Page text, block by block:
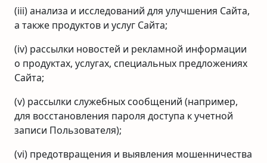
(iii) анализа и исследований для улучшения Сайта,
а также продуктов и услуг Сайта;
(iv) рассылки новостей и рекламной информации
о продуктах, услугах, специальных предложениях
Сайта;
(v) рассылки служебных сообщений (например,
для восстановления пароля доступа к учетной
записи Пользователя);
(vi) предотвращения и выявления мошенничества